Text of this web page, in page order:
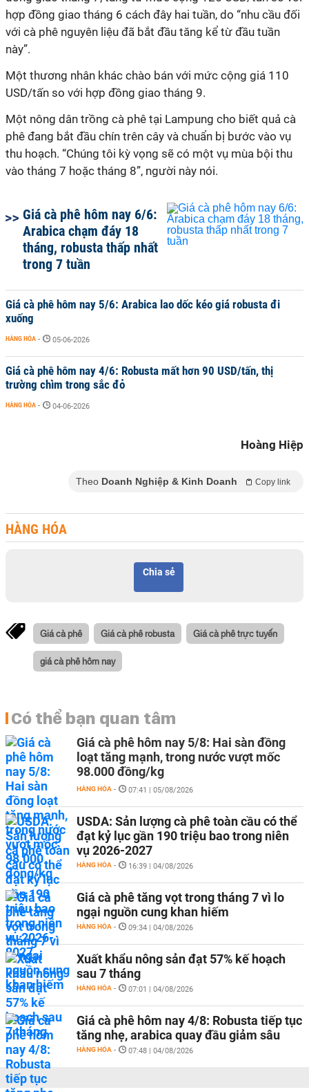
hợp đồng giao tháng 6 cách đây hai tuần, do “nhu cầu đối
với cà phê nguyên liệu đã bắt đầu tăng kể từ đầu tuần
này”.
Một thương nhân khác chào bán với mức cộng giá 110
USD/tấn so với hợp đồng giao tháng 9.
Một nông dân trồng cà phê tại Lampung cho biết quả cà
phê đang bắt đầu chín trên cây và chuẩn bị bước vào vụ
thu hoạch. “Chúng tôi kỳ vọng sẽ có một vụ mùa bội thu
vào tháng 7 hoặc tháng 8”, người này nói.
Giá cà phê hôm nay 6/6:
Arabica chạm đáy 18
tháng, robusta thấp nhất
trong 7 tuần
Giá cà phê hôm nay 5/6: Arabica lao dốc kéo giá robusta đi
xuống
HÀNG HÓA - 05-06-2026
Giá cà phê hôm nay 4/6: Robusta mất hơn 90 USD/tấn, thị
trường chìm trong sắc đỏ
HÀNG HÓA - 04-06-2026
Hoàng Hiệp
Theo Doanh Nghiệp & Kinh Doanh Copy link
HÀNG HÓA
Chia sẻ
Giá cà phê Giá cà phê robusta Giá cà phê trực tuyến
giá cà phê hôm nay
Có thể bạn quan tâm
Giá cà phê hôm nay 5/8: Hai sàn đồng
loạt tăng mạnh, trong nước vượt mốc
98.000 đồng/kg
HÀNG HÓA - 07:41 | 05/08/2026
USDA: Sản lượng cà phê toàn cầu có thể
đạt kỷ lục gần 190 triệu bao trong niên
vụ 2026-2027
HÀNG HÓA - 16:39 | 04/08/2026
Giá cà phê tăng vọt trong tháng 7 vì lo
ngại nguồn cung khan hiếm
HÀNG HÓA - 09:34 | 04/08/2026
Xuất khẩu nông sản đạt 57% kế hoạch
sau 7 tháng
HÀNG HÓA - 07:01 | 04/08/2026
Giá cà phê hôm nay 4/8: Robusta tiếp tục
tăng nhẹ, arabica quay đầu giảm sâu
HÀNG HÓA - 07:48 | 04/08/2026